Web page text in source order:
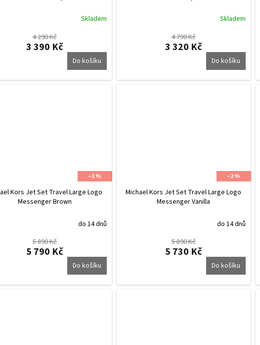
Skladem
4 290 Kč
3 390 Kč
Do košíku
Skladem
4 790 Kč
3 320 Kč
Do košíku
–1 %
Kors Jet Set Travel Large Logo
Messenger Brown
do 14 dnů
5 890 Kč
5 790 Kč
Do košíku
–2 %
Michael Kors Jet Set Travel Large Logo
Messenger Vanilla
do 14 dnů
5 890 Kč
5 730 Kč
Do košíku